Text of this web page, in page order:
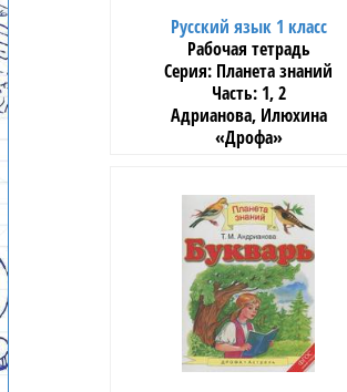
Русский язык 1 класс
Рабочая тетрадь
Планета знаний
1, 2
Адрианова, Илюхина
«Дрофа»